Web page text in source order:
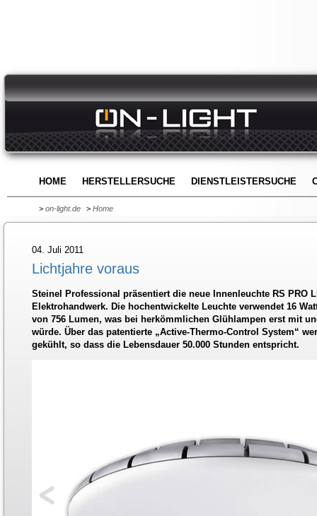
HOME HERSTELLERSUCHE DIENSTLEISTERSUCHE
> on-light.de > Home
04. Juli 2011
Lichtjahre voraus
Steinel Professional präsentiert die neue Innenleuchte RS PRO
Elektrohandwerk. Die hochentwickelte Leuchte verwendet 16
von 756 Lumen, was bei herkömmlichen Glühlampen erst mit
würde. Über das patentierte „Active-Thermo-Control System“
gekühlt, so dass die Lebensdauer 50.000 Stunden entspricht.